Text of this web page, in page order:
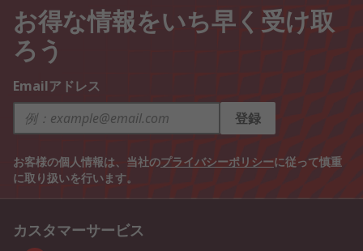
お得な情報をいち早く受け取
ろう
Emailアドレス
登録
お客様の個人情報は、当社のプライバシーポリシーに従って慎重
に取り扱いを行います。
カスタマーサービス